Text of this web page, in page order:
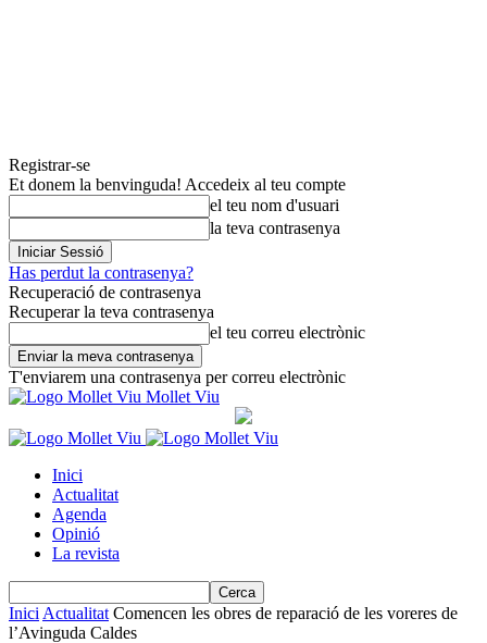
Registrar-se
Et donem la benvinguda! Accedeix al teu compte
el teu nom d'usuari
la teva contrasenya
Has perdut la contrasenya?
Recuperació de contrasenya
Recuperar la teva contrasenya
el teu correu electrònic
T'enviarem una contrasenya per correu electrònic
Mollet Viu
Inici
Actualitat
Agenda
Opinió
La revista
Inici Actualitat Comencen les obres de reparació de les voreres de
l’Avinguda Caldes